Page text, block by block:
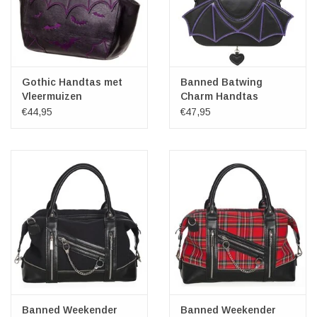
Gothic Handtas met
Vleermuizen
zwart/paars
€44,95
Banned Batwing
Charm Handtas
zwart/paars
€47,95
Banned Weekender Banned Weekender